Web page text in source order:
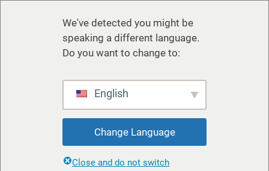
We've detected you might be
speaking a different language.
Do you want to change to:
English
Change Language
Close and do not switch